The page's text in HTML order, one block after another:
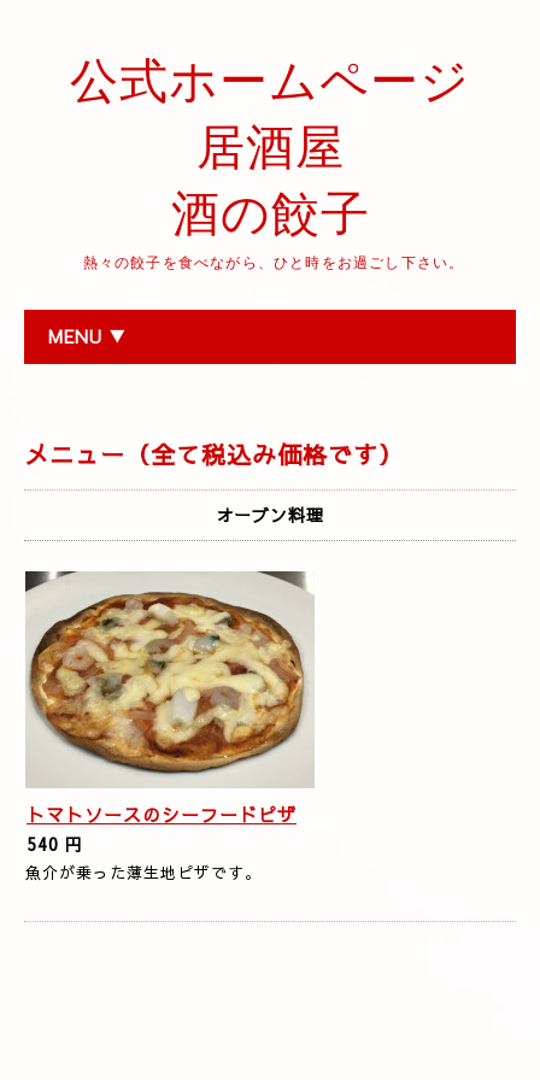
公式ホームページ
居酒屋
酒の餃子
熱々の餃子を食べながら、ひと時をお過ごし下さい。
MENU ▼
メニュー（全て税込み価格です）
オーブン料理
トマトソースのシーフードピザ
540 円
魚介が乗った薄生地ピザです。